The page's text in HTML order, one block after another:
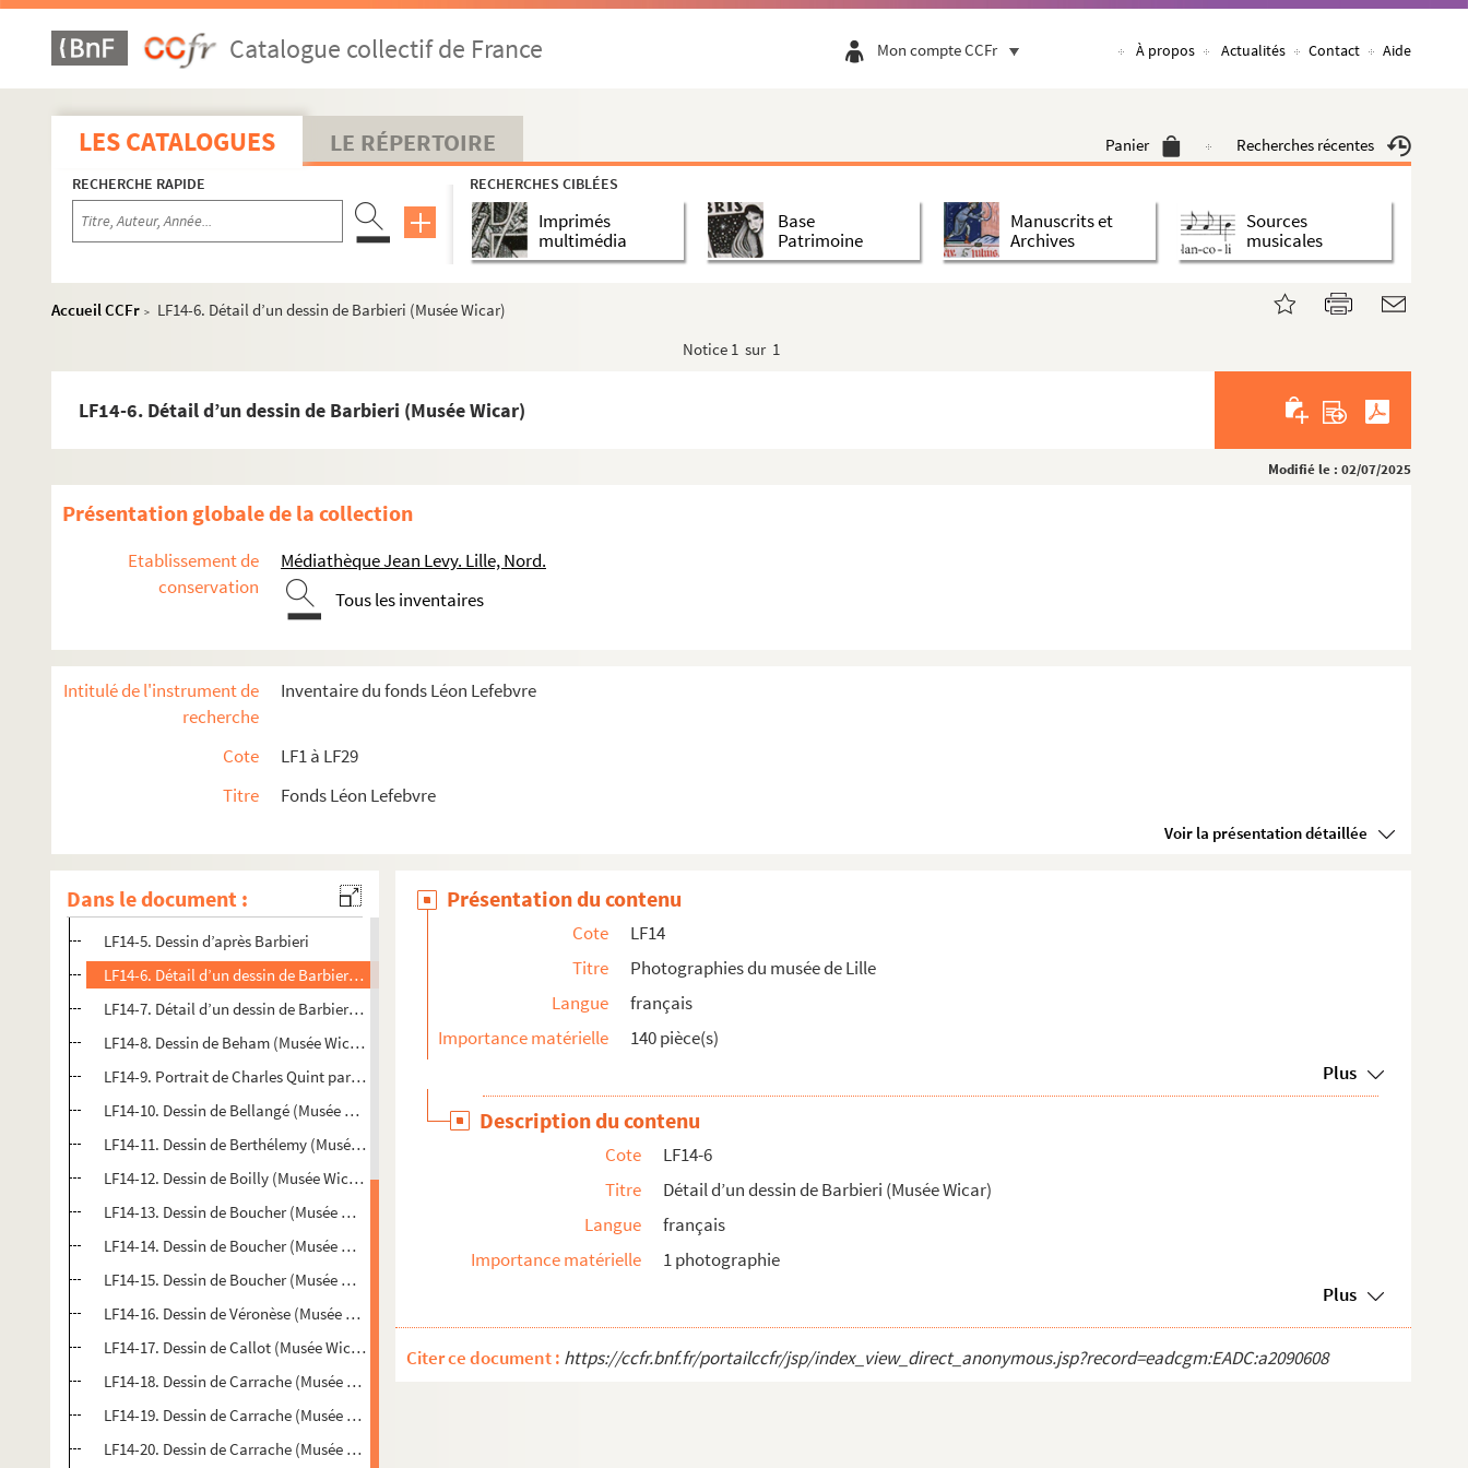
Catalogue collectif de France Mon compte CCFr À propos Actualités Contact Aide
LES CATALOGUES LE RÉPERTOIRE Panier Recherches récentes
RECHERCHE RAPIDE RECHERCHES CIBLÉES
Imprimés
multimédia
Base
Patrimoine
Manuscrits et
Archives
Sources
musicales
Accueil CCFr >
LF14-6. Détail d’un dessin de Barbieri (Musée Wicar)
Notice 1 sur 1
LF14-6. Détail d’un dessin de Barbieri (Musée Wicar)
Modifié le : 02/07/2025
Présentation globale de la collection
Etablissement de
conservation
Médiathèque Jean Levy. Lille, Nord.
Tous les inventaires
Intitulé de l'instrument de
recherche
Inventaire du fonds Léon Lefebvre
Cote
LF1 à LF29
Titre
Fonds Léon Lefebvre
Voir la présentation détaillée
Dans le document :
LFK-1. Théâtre de Lille, mémoires, manuscrits, brochures
LF7. Gouverneurs de Lille 1, XIVe et XVe siècles
LF8. Gouverneurs de Lille 2, XVIe et XVIIe siècles
LF9. Gouverneurs de Lille 3, XVIIIe siècle
LF11. Vues de Lille – Cartes postales
LF12. Vues de Lille - photographies, gravures, dessins
LF14. Photographies du musée de Lille
LF14-1. Tête de cire (Musée Wicar)
LF14-3. Détail d’un dessin de Barbieri (Musée Wicar)
LF14-4. Détail d’un dessin de Barbieri (Musée Wicar)
LF14-5. Dessin d’après Barbieri
LF14-6. Détail d’un dessin de Barbieri (Musée Wicar)
LF14-7. Détail d’un dessin de Barbieri (Musée Wicar)
LF14-8. Dessin de Beham (Musée Wicar)
LF14-9. Portrait de Charles Quint par Amberger
LF14-10. Dessin de Bellangé (Musée Wicar)
LF14-11. Dessin de Berthélemy (Musée Wicar)
LF14-12. Dessin de Boilly (Musée Wicar)
LF14-13. Dessin de Boucher (Musée Wicar)
LF14-14. Dessin de Boucher (Musée Wicar)
LF14-15. Dessin de Boucher (Musée Wicar)
LF14-16. Dessin de Véronèse (Musée Wicar)
LF14-17. Dessin de Callot (Musée Wicar)
LF14-18. Dessin de Carrache (Musée Wicar)
LF14-19. Dessin de Carrache (Musée Wicar)
LF14-20. Dessin de Carrache (Musée Wicar)
Présentation du contenu
Cote
LF14
Titre
Photographies du musée de Lille
Langue
français
Importance matérielle
140 pièce(s)
Plus
Description du contenu
Cote
LF14-6
Titre
Détail d’un dessin de Barbieri (Musée Wicar)
Langue
français
Importance matérielle
1 photographie
Plus
Citer ce document : https://ccfr.bnf.fr/portailccfr/jsp/index_view_direct_anonymous.jsp?record=eadcgm:EADC:a2090608